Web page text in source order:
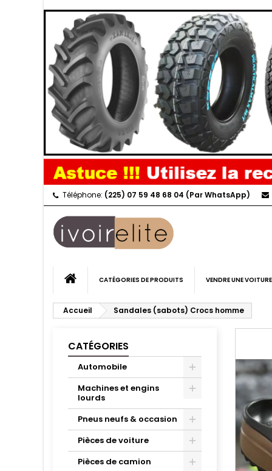
Téléphone: (225) 07 59 48 68 04 (Par WhatsApp)
CATÉGORIES DE PRODUITS VENDRE UNE VOITURE
Accueil Sandales (sabots) Crocs homme
CATÉGORIES
Automobile
Machines et engins
lourds
Pneus neufs & occasion
Pièces de voiture
Pièces de camion